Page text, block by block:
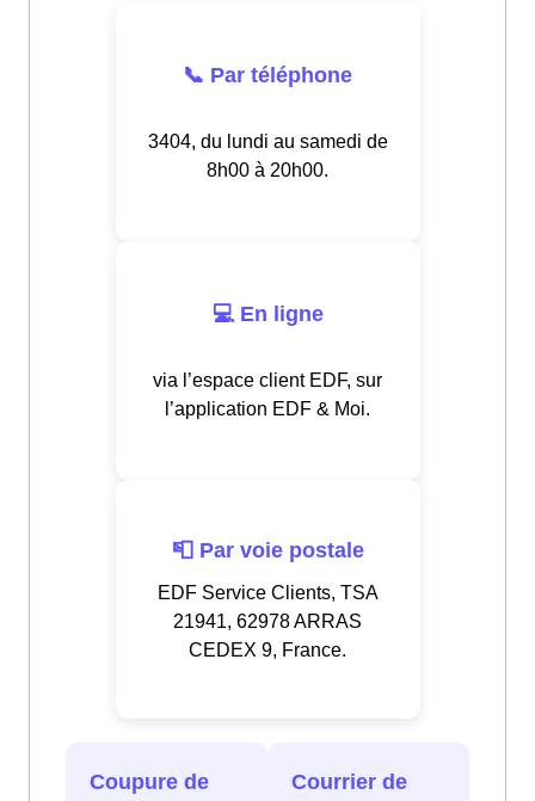
📞 Par téléphone
3404, du lundi au samedi de
8h00 à 20h00.
💻 En ligne
via l’espace client EDF, sur
l’application EDF & Moi.
📮 Par voie postale
EDF Service Clients, TSA
21941, 62978 ARRAS
CEDEX 9, France.
Coupure de
Courrier de